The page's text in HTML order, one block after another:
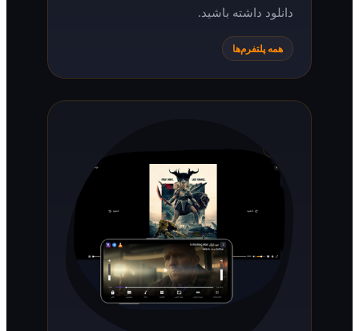
دانلود داشته باشید.
همه پلتفرم‌ها